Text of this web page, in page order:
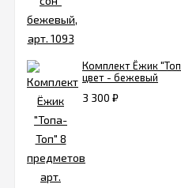
Комплект Ёжик
цвет - бежевый
3 300 ₽